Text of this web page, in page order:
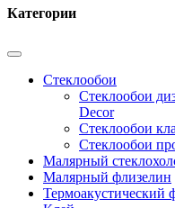
Категории
Стеклообои
Стеклообои
Decor
Стеклообои
Стеклообои
Малярный
Малярный флизелин
Термоакустический